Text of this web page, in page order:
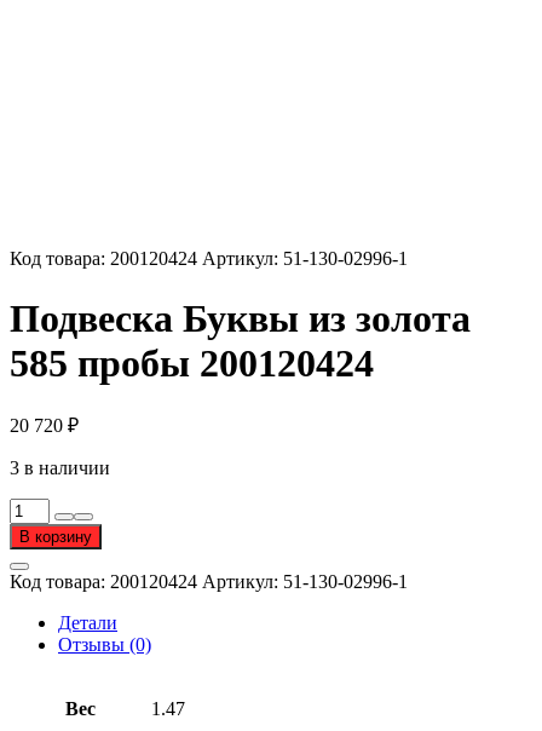
Код товара: 200120424 Артикул: 51-130-02996-1
Подвеска Буквы из золота
585 пробы 200120424
20 720 ₽
3 в наличии
Количество
товара
Подвеска
Буквы
из
золота
пробы
В корзину
Код товара: 200120424 Артикул: 51-130-02996-1
Детали
Отзывы (0)
Вес 1.47